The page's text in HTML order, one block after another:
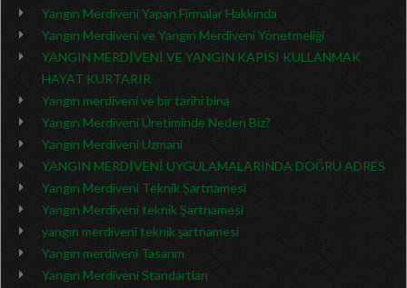
Yangın Merdiveni Yapan Firmalar Hakkında
Yangın Merdiveni ve Yangın Merdiveni Yönetmeliği
YANGIN MERDİVENİ VE YANGIN KAPISI KULLANMAK
HAYAT KURTARIR
Yangın merdiveni ve bir tarihi bina
Yangın Merdiveni Üretiminde Neden Biz?
Yangın Merdiveni Uzmani
YANGIN MERDİVENİ UYGULAMALARINDA DOĞRU ADRES
Yangın Merdiveni Teknik Şartnamesi
Yangın Merdiveni teknik Şartnamesi
yangın merdiveni teknik şartnamesi
Yangın merdiveni Tasarım
Yangın Merdiveni Standartları